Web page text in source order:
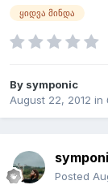
ყიდვა მინდა
By symponic
August 22, 2012 in
Posted